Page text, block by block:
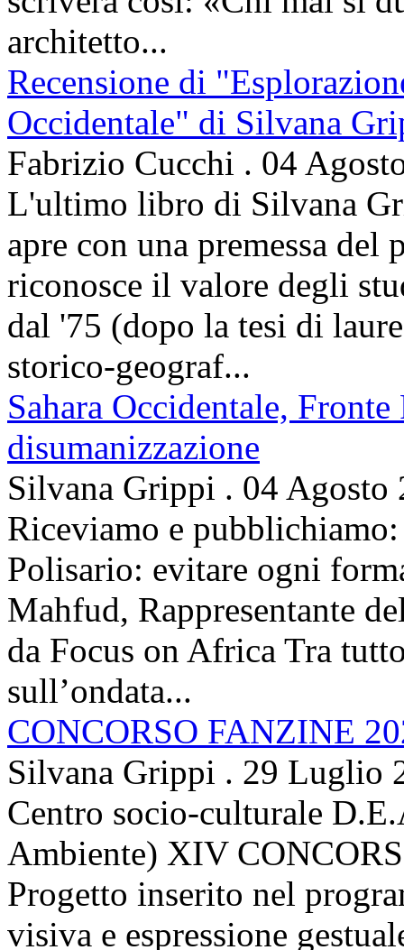
architetto...
Recensione di
Occidentale" di Silvana
Fabrizio Cucchi . 04
L'ultimo libro di Silvana
apre con una premessa
riconosce il valore degli
dal '75 (dopo la tesi di
storico-geograf...
Sahara Occidentale,
disumanizzazione
Silvana Grippi . 04 Agosto
Riceviamo e
Polisario: evitare ogni
Mahfud, Rappresentante
da Focus on Africa Tra
sull’ondata...
CONCORSO FANZINE
Silvana Grippi . 29 Luglio
Centro socio-culturale
Ambiente) XIV
Progetto inserito nel
visiva e espressione